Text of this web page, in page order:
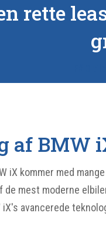
rette
af BMW
iX kommer med
de mest moderne
iX's avancerede